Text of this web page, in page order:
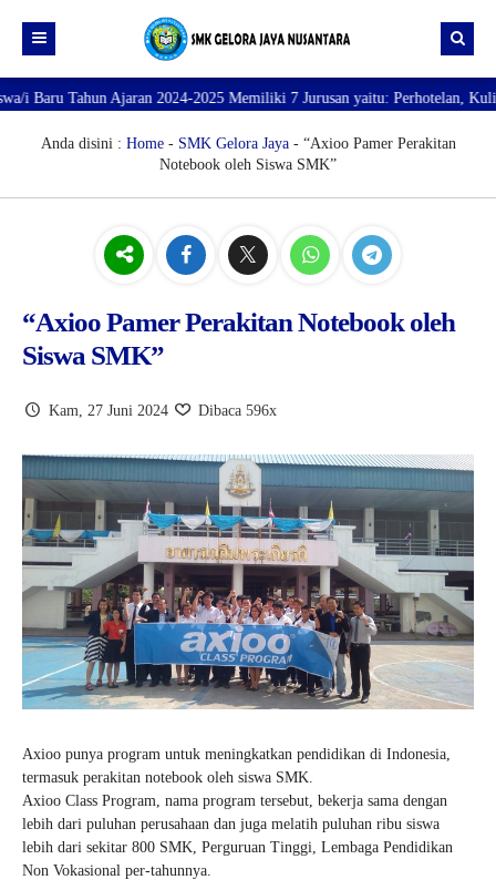
Beranda
Profil
SARANA PRASARANA
DATA GURU
Tahun Ajaran 2024-2025 Memiliki 7 Jurusan yaitu: Perhotelan, Kuliner,
Anda disini : Home- SMK Gelora Jaya- “Axioo Pamer Perakitan
Notebook oleh Siswa SMK”
“Axioo Pamer Perakitan Notebook oleh
Siswa SMK”
Kam, 27 Juni 2024 Dibaca 596x
Axioo punya program untuk meningkatkan pendidikan di Indonesia,
termasuk perakitan notebook oleh siswa SMK.
Axioo Class Program, nama program tersebut, bekerja sama dengan
lebih dari puluhan perusahaan dan juga melatih puluhan ribu siswa
lebih dari sekitar 800 SMK, Perguruan Tinggi, Lembaga Pendidikan
Non Vokasional per-tahunnya.